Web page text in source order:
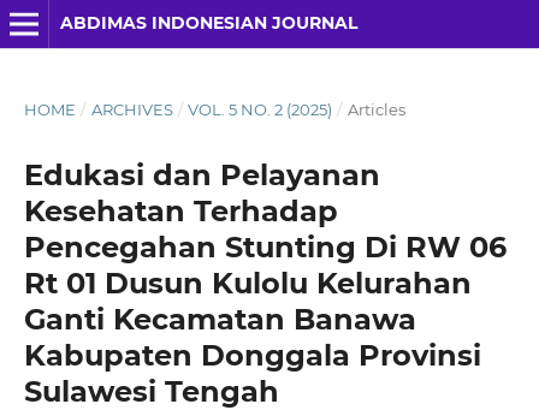
ABDIMAS INDONESIAN JOURNAL
HOME / ARCHIVES / VOL. 5 NO. 2 (2025) / Articles
Edukasi dan Pelayanan
Kesehatan Terhadap
Pencegahan Stunting Di RW 06
Rt 01 Dusun Kulolu Kelurahan
Ganti Kecamatan Banawa
Kabupaten Donggala Provinsi
Sulawesi Tengah